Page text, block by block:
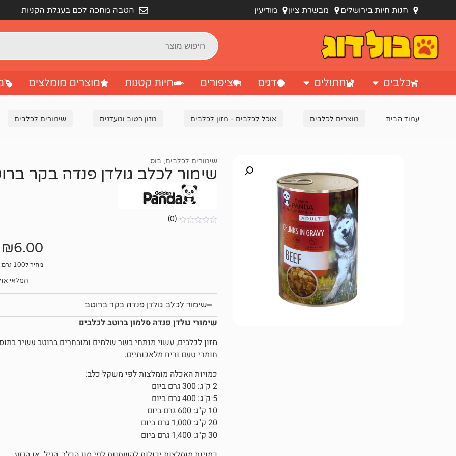
חנות חיות בירושלים מבשרת ציון מודיעין הטבה מחכה לכם בעגלת הקניות
כלבים חתולים דגים ציפורים חיות קטנות מוצרים מומלצים
עמוד הבית מוצרים לכלבים אוכל לכלבים - מזון לכלבים מזון רטוב ומעדנים שימורים לכלבים
שימורים לכלבים, בוס
שימור לכלב גולדן פנדה בקר
(0)
₪6.00
מחיר ל100 גרם: 1.5₪
המלאי
שימור לכלב גולדן פנדה בקר ברוטב
שימורי גולדן פנדה סלמון ברוטב לכלבים
מזון לכלבים, עשוי מנתחי בשר שלמים ומובחרים ברוטב עשיר
חומרי טעם וריח מלאכותיים.
כמויות האכלה מומלצות לפי משקל כלב:
2 ק"ג: 300 גרם ביום
5 ק"ג: 400 גרם ביום
10 ק"ג: 600 גרם ביום
20 ק"ג: 1,000 גרם ביום
30 ק"ג: 1,400 גרם ביום